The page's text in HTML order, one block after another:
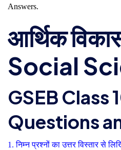
Answers.
आर्थिक
Social
GSEB Class
Questions
1. निम्न प्रश्नों का उत्तर विस्तार से